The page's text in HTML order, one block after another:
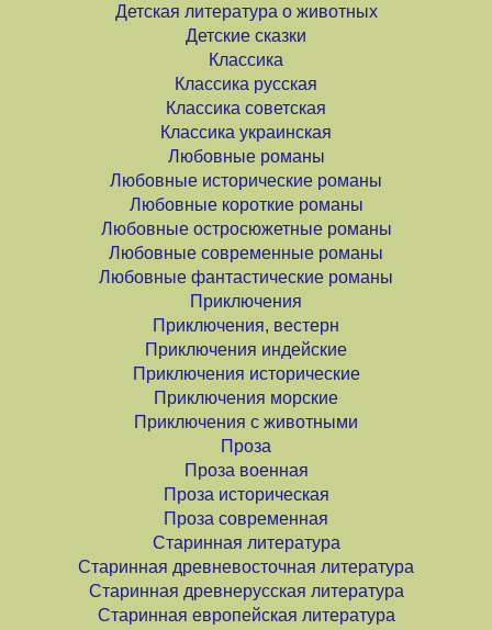
Детская литература о животных
Детские сказки
Классика
Классика русская
Классика советская
Классика украинская
Любовные романы
Любовные исторические романы
Любовные короткие романы
Любовные остросюжетные романы
Любовные современные романы
Любовные фантастические романы
Приключения
Приключения, вестерн
Приключения индейские
Приключения исторические
Приключения морские
Приключения с животными
Проза
Проза военная
Проза историческая
Проза современная
Старинная литература
Старинная древневосточная литература
Старинная древнерусская литература
Старинная европейская литература